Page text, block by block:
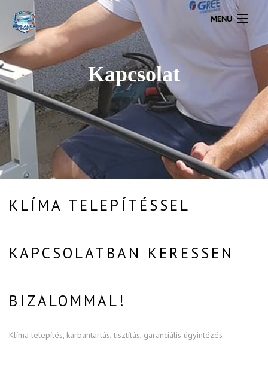
MENU
Lakossági légkondícionálók
Inverteres Klíma Akció Szereléssel
Klíma Galéria
Légkondícionálás Kapcsolat
Kapcsolat
KLÍMA TELEPÍTÉSSEL
KAPCSOLATBAN KERESSEN
BIZALOMMAL!
Klíma telepítés, karbantartás, tisztítás, garanciális ügyintézés